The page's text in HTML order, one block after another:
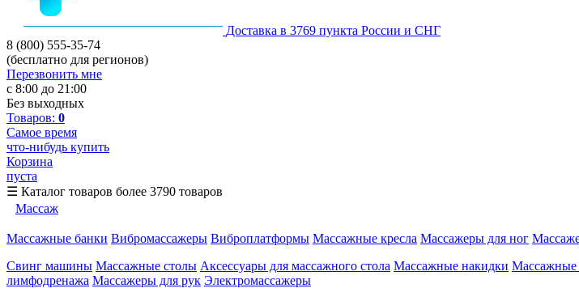
Доставка в 3769 пункта России и СНГ
8 (800) 555-35-74
(бесплатно для регионов)
Перезвонить мне
с 8:00 до 21:00
Без выходных
Товаров: 0
Самое время
что-нибудь купить
Корзина
пуста
☰ Каталог товаров более 3790 товаров
Массаж
Массажные банки Вибромассажеры Виброплатформы Массажные кресла Массажеры для ног
Свинг машины Массажные столы Аксессуары для массажного стола Массажные накидки
лимфодренажа Массажеры для рук Электромассажеры